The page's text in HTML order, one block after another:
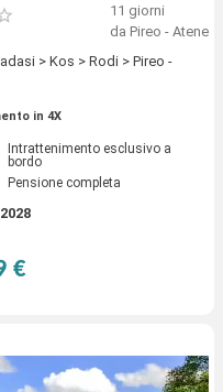
11 giorni
da Pireo - Atene
> Kos > Rodi > Pireo -
in 4X
Intrattenimento esclusivo a
bordo
Pensione completa
€